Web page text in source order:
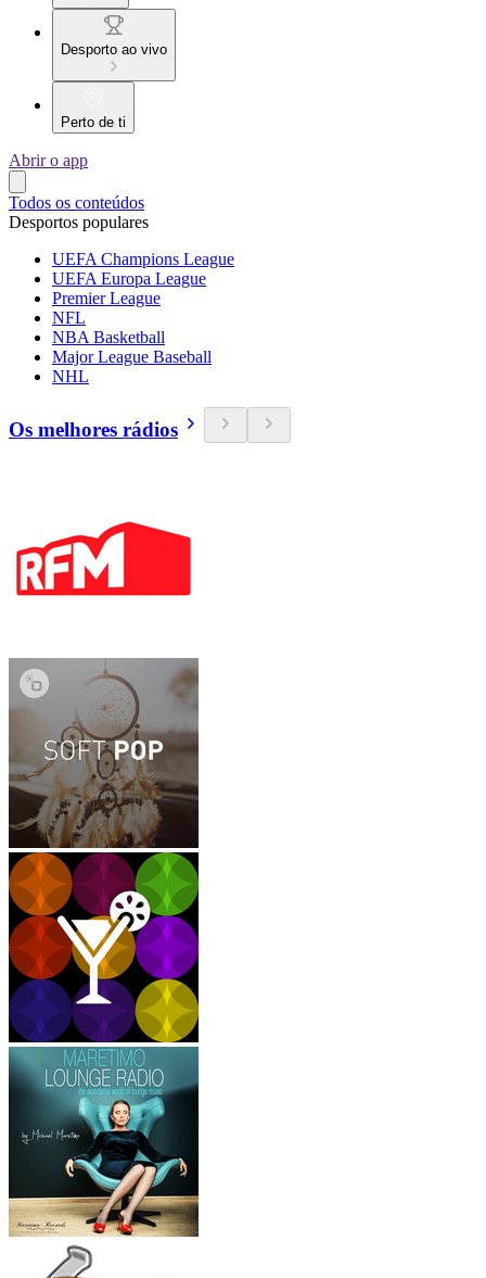
Desporto ao vivo
Perto de ti
Abrir o app
Todos os conteúdos
Desportos populares
UEFA Champions League
UEFA Europa League
Premier League
NFL
NBA Basketball
Major League Baseball
NHL
Os melhores rádios